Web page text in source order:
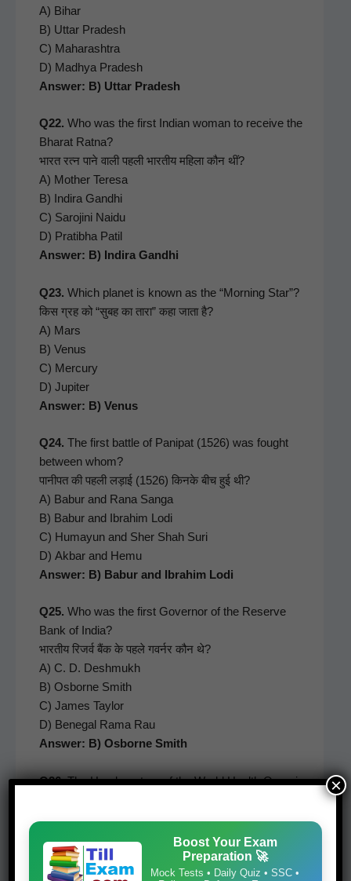
A) Bihar
B) Uttar Pradesh
C) Maha­rash­tra
D) Mad­hya Pradesh
Answer: B) Uttar Pradesh
Q22. Who was the first Indi­an woman to receive the
Bharat Rat­na?
भारत रत्न पाने वाली पहली भारतीय महिला कौन थीं?
A) Moth­er Tere­sa
B) Indi­ra Gand­hi
C) Saro­ji­ni Naidu
D) Prat­i­b­ha Patil
Answer: B) Indi­ra Gandhi
Q23. Which plan­et is known as the “Morn­ing Star”?
किस ग्रह को “सुबह का तारा” कहा जाता है?
A) Mars
B) Venus
C) Mer­cury
D) Jupiter
Answer: B) Venus
Q24. The first bat­tle of Pani­pat (1526) was fought
between whom?
पानीपत की पहली लड़ाई (1526) किनके बीच हुई थी?
A) Babur and Rana San­ga
B) Babur and Ibrahim Lodi
C) Humayun and Sher Shah Suri
D) Akbar and Hemu
Answer: B) Babur and Ibrahim Lodi
Q25. Who was the first Gov­er­nor of the Reserve
Bank of India?
भारतीय रिजर्व बैंक के पहले गवर्नर कौन थे?
A) C. D. Desh­mukh
B) Osborne Smith
C) James Tay­lor
D) Bene­gal Rama Rau
Answer: B) Osborne Smith
Q26.The Head­quar­ters of the World Health Orga­ni­
विश्व स्वास्थ्य संगठन (WHO) का मुख्यालय कहाँ स्थित है?
B) Paris
C) Gene­va
Boost Your Exam
Preparation 🚀
Mock Tests • Daily Quiz • SSC •
×